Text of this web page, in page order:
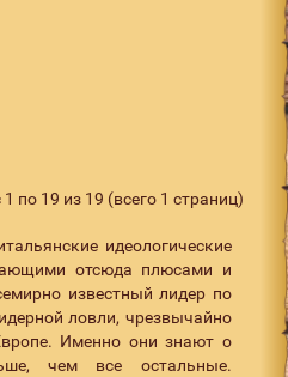
по 19 из 19 (всего 1 страниц)
идеологические
отсюда плюсами и
известный лидер по
ловли, чрезвычайно
Именно они знают о
чем все остальные.